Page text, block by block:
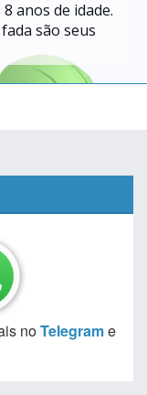
anos de idade.
são seus
noTelegrame